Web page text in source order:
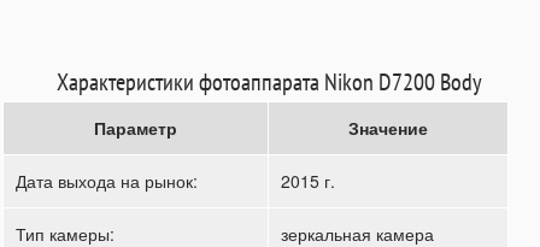
Характеристики фотоаппарата Nikon D7200 Body
Параметр Значение
Дата выхода на рынок: 2015 г.
Тип камеры: зеркальная камера